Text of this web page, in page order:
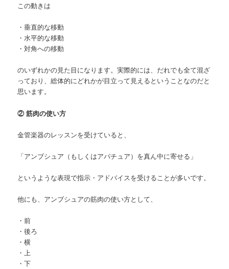
この動きは
・垂直的な移動
・水平的な移動
・対角への移動
のいずれかの見た目になります。実際的には、だれでも全て混ざ
っており、総体的にどれかが目立って見えるということなのだと
思います。
② 筋肉の使い方
金管楽器のレッスンを受けていると、
「アンブシュア（もしくはアパチュア）を真ん中に寄せる」
というような表現で指示・アドバイスを受けることが多いです。
他にも、アンブシュアの筋肉の使い方として、
・前
・後ろ
・横
・上
・下